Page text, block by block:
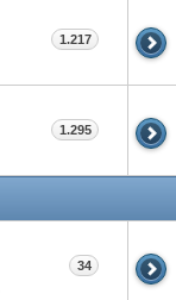
1.217
1.295
34